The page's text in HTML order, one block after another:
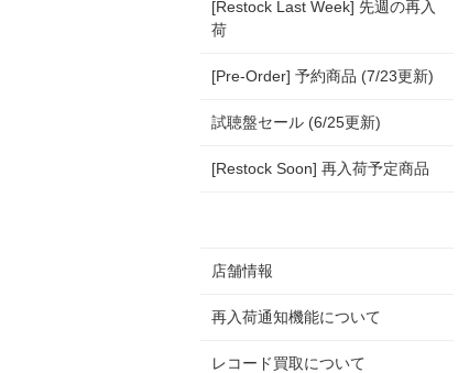
[Restock Last Week] 先週の再入
荷
[Pre-Order] 予約商品 (7/23更新)
試聴盤セール (6/25更新)
[Restock Soon] 再入荷予定商品
店舗情報
再入荷通知機能について
レコード買取について